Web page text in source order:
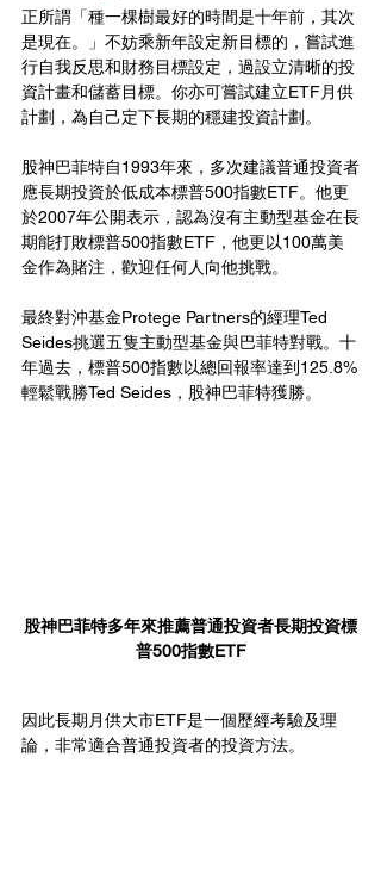
正所謂「種一棵樹最好的時間是十年前，其次
是現在。」不妨乘新年設定新目標的，嘗試進
行自我反思和財務目標設定，過設立清晰的投
資計畫和儲蓄目標。你亦可嘗試建立ETF月供
計劃，為自己定下長期的穩建投資計劃。
股神巴菲特自1993年來，多次建議普通投資者
應長期投資於低成本標普500指數ETF。他更
於2007年公開表示，認為沒有主動型基金在長
期能打敗標普500指數ETF，他更以100萬美
金作為賭注，歡迎任何人向他挑戰。
最終對沖基金Protege Partners的經理Ted
Seides挑選五隻主動型基金與巴菲特對戰。十
年過去，標普500指數以總回報率達到125.8%
輕鬆戰勝Ted Seides，股神巴菲特獲勝。
股神巴菲特多年來推薦普通投資者長期投資標
普500指數ETF
因此長期月供大市ETF是一個歷經考驗及理
論，非常適合普通投資者的投資方法。